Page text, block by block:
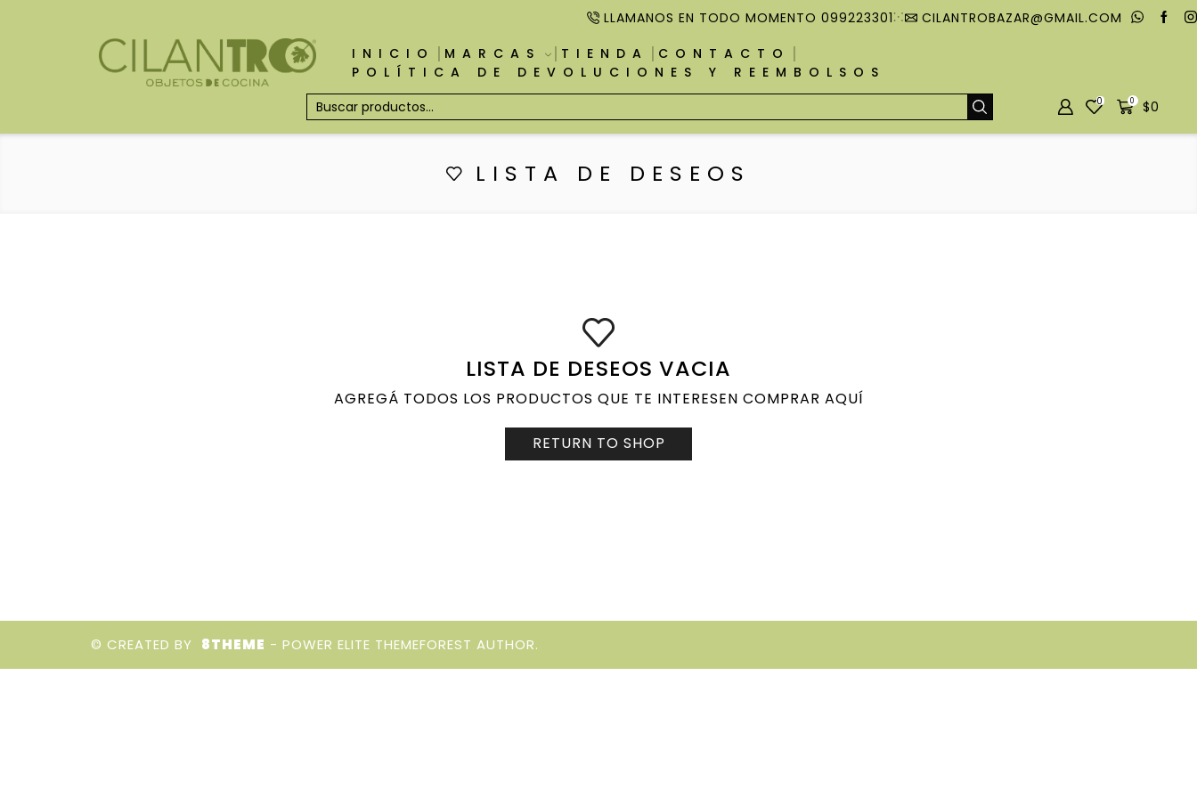
LLAMANOS EN TODO MOMENTO 099223301
CILANTROBAZAR@GMAIL.COM
INICIO
MARCAS TIENDA
CONTACTO
POLÍTICA DE DEVOLUCIONES Y REEMBOLSOS
0 0 $0
LISTA DE DESEOS
LISTA DE DESEOS VACIA
AGREGÁ TODOS LOS PRODUCTOS QUE TE INTERESEN COMPRAR AQUÍ
RETURN TO SHOP
© CREATED BY 8THEME - POWER ELITE THEMEFOREST AUTHOR.